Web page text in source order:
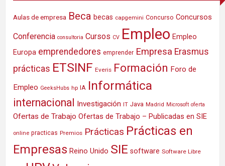
Aulas de empresa Beca becas capgemini Concurso Concursos
Conferencia consultoria Cursos CV Empleo Empleo
Europa emprendedores emprender Empresa Erasmus
prácticas ETSINF Everis Formación Foro de
Empleo GeeksHubs hp IA Informática
internacional Investigación IT Java Madrid Microsoft oferta
Ofertas de Trabajo Ofertas de Trabajo – Publicadas en SIE
online practicas Premios Prácticas Prácticas en
Empresas Reino Unido SIE software Software Libre